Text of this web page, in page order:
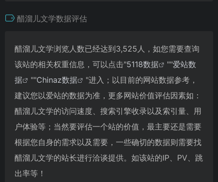
醋溜儿文学数据评估
醋溜儿文学浏览人数已经达到3,525人，如您需要查询
该站的相关权重信息，可以点击"5118数据 ""爱站数
据
""Chinaz数据
"进入；以目前的网站数据参考，
建议您以爱站的数据为准，更多网站价值评估因素如：
醋溜儿文学的访问速度、搜索引擎收录以及索引量、用
户体验等；当然要评估一个站的价值，最主要还是需要
根据您自身的需求以及需要，一些确切的数据则需要找
醋溜儿文学的站长进行洽谈提供。如该站的IP、PV、跳
出率等！